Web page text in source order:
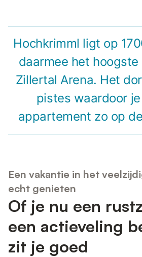
Hochkrimml ligt op
daarmee het
Zillertal Arena. Het
pistes waardoor
appartement zo op
Een vakantie in het
echt genieten
Of je nu een
een actieveling
zit je goed